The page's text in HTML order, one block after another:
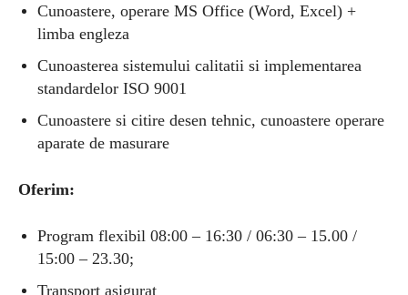
Cunoastere, operare MS Office (Word, Excel) +
limba engleza
Cunoasterea sistemului calitatii si implementarea
standardelor ISO 9001
Cunoastere si citire desen tehnic, cunoastere operare
aparate de masurare
Oferim:
Program flexibil 08:00 – 16:30 / 06:30 – 15.00 /
15:00 – 23.30;
Transport asigurat